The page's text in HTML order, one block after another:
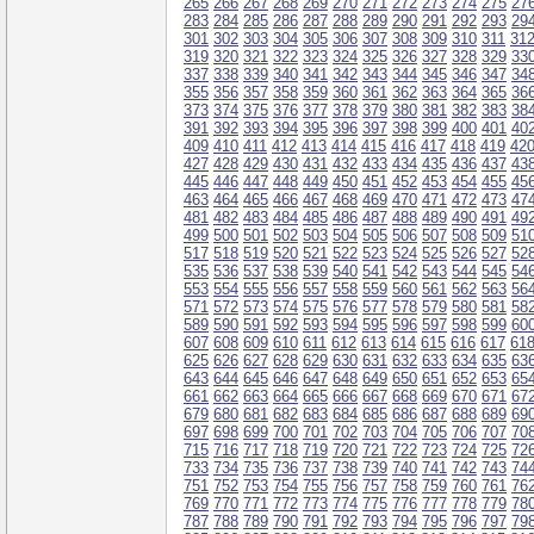
283 284 285 286 287 288 289 290 291 292 293
301 302 303 304 305 306 307 308 309 310 311 312
319 320 321 322 323 324 325 326 327 328 329
337 338 339 340 341 342 343 344 345 346 347
355 356 357 358 359 360 361 362 363 364 365
373 374 375 376 377 378 379 380 381 382 383
391 392 393 394 395 396 397 398 399 400 401
409 410 411 412 413 414 415 416 417 418 419 420
427 428 429 430 431 432 433 434 435 436 437
445 446 447 448 449 450 451 452 453 454 455
463 464 465 466 467 468 469 470 471 472 473
481 482 483 484 485 486 487 488 489 490 491
499 500 501 502 503 504 505 506 507 508 509
517 518 519 520 521 522 523 524 525 526 527
535 536 537 538 539 540 541 542 543 544 545
553 554 555 556 557 558 559 560 561 562 563
571 572 573 574 575 576 577 578 579 580 581
589 590 591 592 593 594 595 596 597 598 599
607 608 609 610 611 612 613 614 615 616 617 618
625 626 627 628 629 630 631 632 633 634 635
643 644 645 646 647 648 649 650 651 652 653
661 662 663 664 665 666 667 668 669 670 671
679 680 681 682 683 684 685 686 687 688 689
697 698 699 700 701 702 703 704 705 706 707
715 716 717 718 719 720 721 722 723 724 725
733 734 735 736 737 738 739 740 741 742 743
751 752 753 754 755 756 757 758 759 760 761
769 770 771 772 773 774 775 776 777 778 779
787 788 789 790 791 792 793 794 795 796 797